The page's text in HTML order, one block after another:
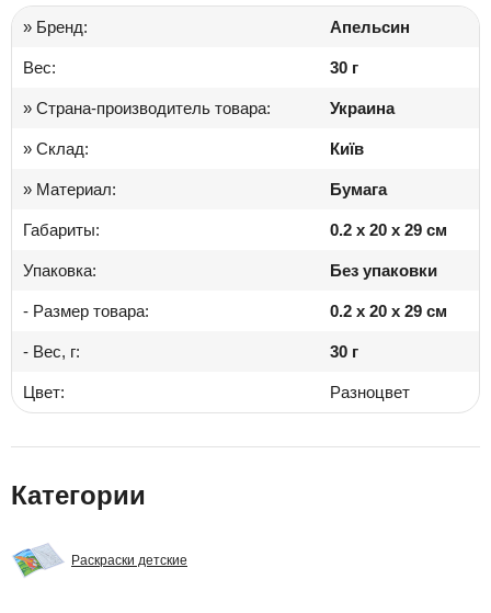
» Бренд: Апельсин
Вес: 30 г
» Страна-производитель товара: Украина
» Склад: Київ
» Материал: Бумага
Габариты: 0.2 x 20 x 29 см
Упаковка: Без упаковки
- Размер товара: 0.2 x 20 x 29 см
- Вес, г: 30 г
Цвет: Разноцвет
Категории
Раскраски детские